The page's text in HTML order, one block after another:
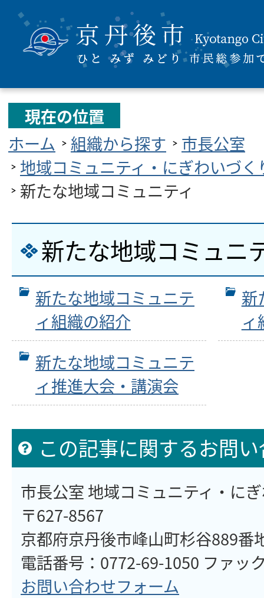
現在の位置
ホーム
組織から探す
市長公室
地域コミュニティ・にぎわいづく
新たな地域コミュニティ
新たな地域コミュニ
新たな地域コミュニテ
ィ組織の紹介
新
ィ
新たな地域コミュニテ
ィ推進大会・講演会
この記事に関するお問
市長公室 地域コミュニティ・に
〒627-8567
京都府京丹後市峰山町杉谷889番
電話番号：0772-69-1050 ファッ
お問い合わせフォーム